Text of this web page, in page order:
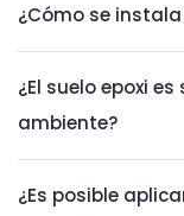
¿Cómo se instala
¿El suelo epoxi
ambiente?
¿Es posible